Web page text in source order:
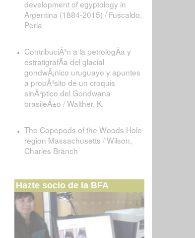
development of egyptology in
Argentina (1884-2015) / Fuscaldo,
Perla
ContribuciÃ³n a la petrologÃ­a y
estratigrafÃ­a del glacial
gondwÃ¡nico uruguayo y apuntes
a propÃ³sito de un croquis
sinÃ³ptico del Gondwana
brasileÃ±o / Walther, K.
The Copepods of the Woods Hole
region Massachusetts / Wilson,
Charles Branch
Hazte socio de la BFA